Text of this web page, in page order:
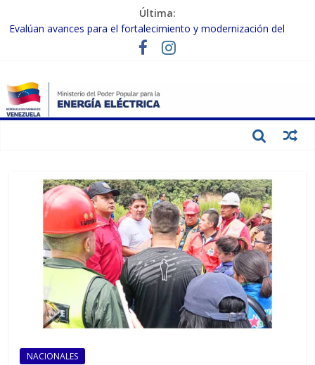
Última:
Evalúan avances para el fortalecimiento y modernización del
Inspeccionan trabajos de rehabilitación en instalaciones del SEN
Gobierno Nacional activa plan preventivo para fortalecer el SEN
ante el fenómeno de El Niño
Termocarabobo recupera el 50% de su capacidad de generación
NACIONALES